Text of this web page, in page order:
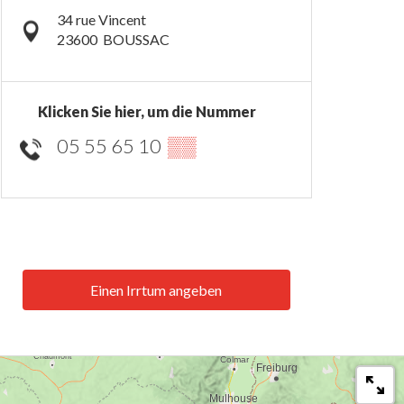
34 rue Vincent
23600 BOUSSAC
Klicken Sie hier, um die Nummer
05 55 65 10 ▒▒
Einen Irrtum angeben